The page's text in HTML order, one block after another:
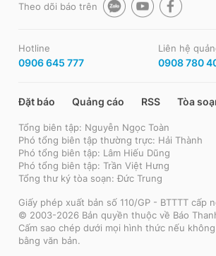
Theo dõi báo trên
Hotline
0906 645 777
Liên hệ
0908 780
Đặt báo Quảng cáo RSS Tòa
Tổng biên tập: Nguyễn Ngọc Toàn
Phó tổng biên tập thường trực: Hải Thành
Phó tổng biên tập: Lâm Hiếu Dũng
Phó tổng biên tập: Trần Việt Hưng
Tổng thư ký tòa soạn: Đức Trung
Giấy phép xuất bản số 110/GP - BTTTT cấp
© 2003-2026 Bản quyền thuộc về Báo
Cấm sao chép dưới mọi hình thức nếu
bằng văn bản.